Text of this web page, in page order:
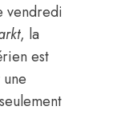
vendredi
, la
est